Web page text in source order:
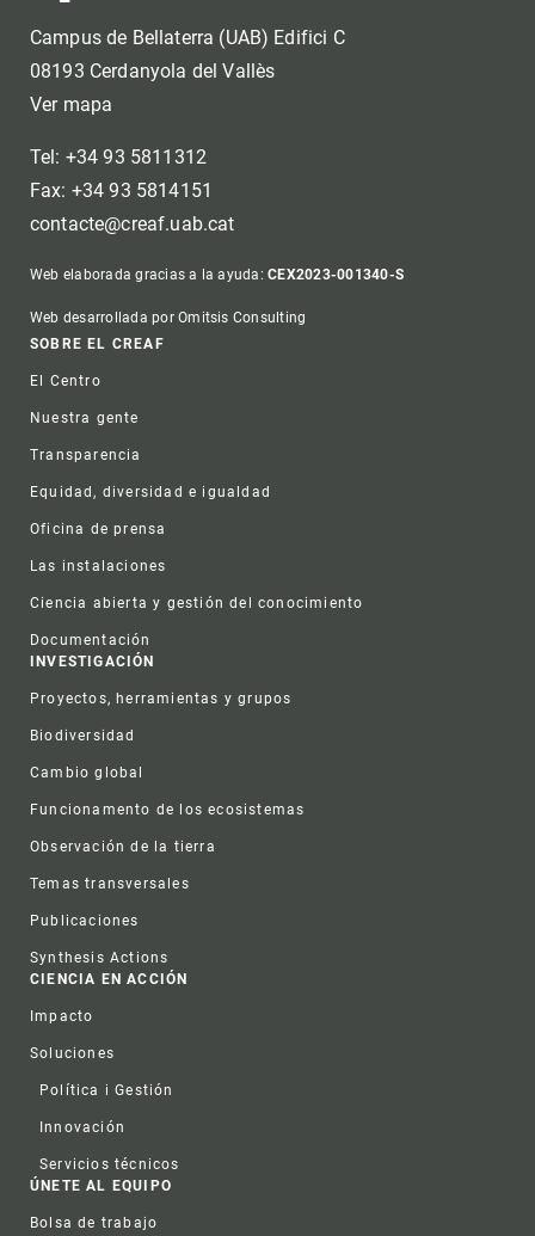
Campus de Bellaterra (UAB) Edifici C
08193 Cerdanyola del Vallès
Ver mapa
Tel: +34 93 5811312
Fax: +34 93 5814151
contacte@creaf.uab.cat
Web elaborada gracias a la ayuda:CEX2023-001340-S
Web desarrollada por Omitsis Consulting
Footer
SOBRE EL CREAF
El Centro
Nuestra gente
Transparencia
Equidad, diversidad e igualdad
Oficina de prensa
Las instalaciones
Ciencia abierta y gestión del conocimiento
Documentación
INVESTIGACIÓN
Proyectos, herramientas y grupos
Biodiversidad
Cambio global
Funcionamento de los ecosistemas
Observación de la tierra
Temas transversales
Publicaciones
Synthesis Actions
CIENCIA EN ACCIÓN
Impacto
Soluciones
Política i Gestión
Innovación
Servicios técnicos
ÚNETE AL EQUIPO
Bolsa de trabajo